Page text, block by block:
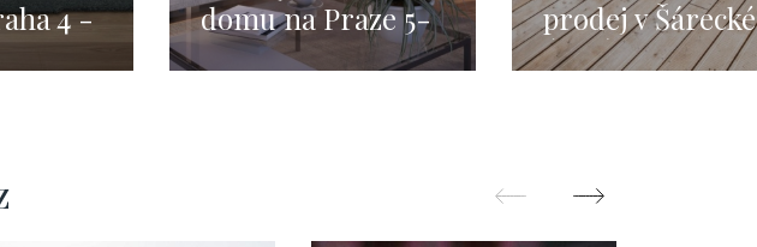
4 -
domu na Praze 5-
191m
prodej v
údolí